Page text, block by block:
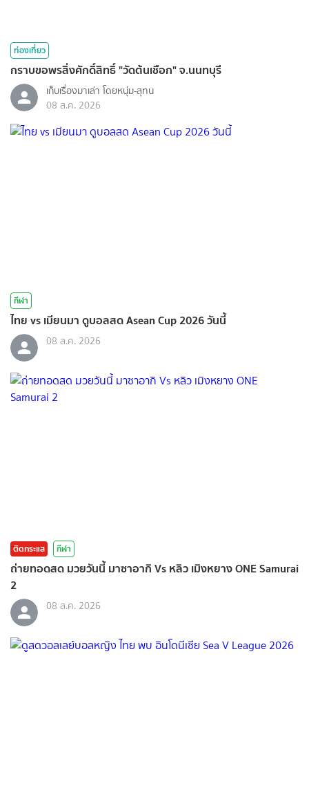
ท่องเที่ยว
กราบขอพรสิ่งศักดิ์สิทธิ์ "วัดต้นเชือก" จ.นนทบุรี
เก็บเรื่องมาเล่า โดยหนุ่ม-สุทน
08 ส.ค. 2026
กีฬา
ไทย vs เมียนมา ดูบอลสด Asean Cup 2026 วันนี้
08 ส.ค. 2026
ติดกระแส กีฬา
ถ่ายทอดสด มวยวันนี้ มาซาอากิ Vs หลิว เมิงหยาง ONE Samurai
2
08 ส.ค. 2026